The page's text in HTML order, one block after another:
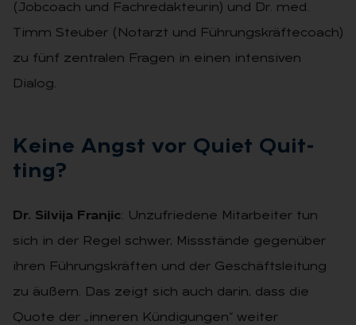
(Jobcoach und Fachredakteurin) und Dr. med.
Timm Steuber (Notarzt und Führungskräftecoach)
zu fünf zentralen Fragen in einen intensiven
Dialog.
Kei­ne Angst vor Quiet Quit­
ting?
Dr. Silvija Franjic: Unzufriedene Mitarbeiter tun
sich in der Regel schwer, Missstände gegenüber
ihren Führungskräften und der Geschäftsleitung
zu äußern. Das zeigt sich auch darin, dass die
Quote der „inneren Kündigungen“ weiter